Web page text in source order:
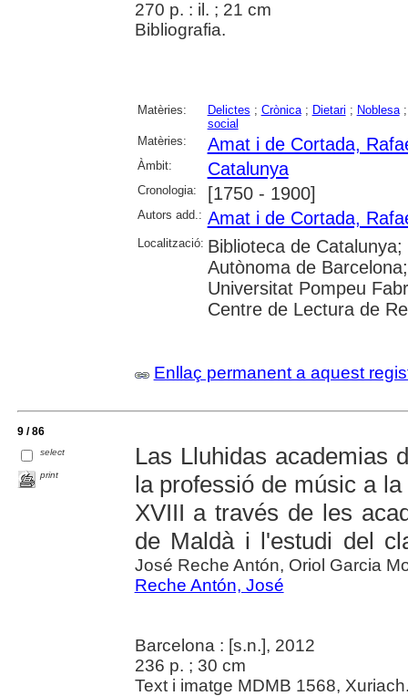
270 p. : il. ; 21 cm
Bibliografia.
Matèries: Delictes ; Crònica; Dietari ; Noblesa
social
Matèries:
Amat i de Cortada,
Àmbit: Catalunya
Cronologia: [1750 - 1900]
Autors add.: Amat i de Cortada,
Localització: Biblioteca de
Autònoma de
Universitat Pompeu
Centre de Lectura de
Enllaç permanent a aquest
9 / 86
select
print
Las Lluhidas academias
la professió de músic a
XVIII a través de les
de Maldà i l'estudi del
José Reche Antón, Oriol Garcia
Reche Antón, José
Barcelona : [s.n.], 2012
236 p. ; 30 cm
Text i imatge MDMB 1568,